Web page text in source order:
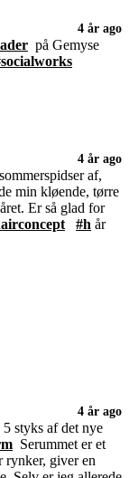
4 år ago
på Gemyse
4 år ago
af,
min kløende, tørre
Er så glad for
#h år
4 år ago
styks af det nye
Serummet er et
rynker, giver en